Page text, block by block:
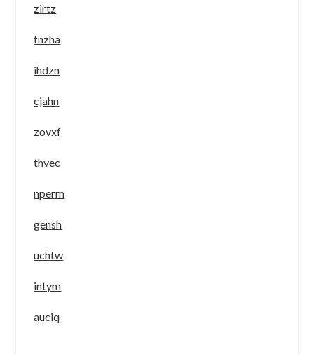
zirtz
fnzha
ihdzn
cjahn
zovxf
thvec
nperm
gensh
uchtw
intym
auciq